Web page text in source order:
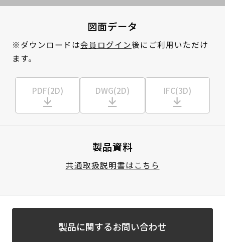
図面データ
※ダウンロードは会員ログイン後にご利用いただけ
ます。
PDF(2D) DWG(2D) IFC(3D)
製品資料
共通取扱説明書はこちら
製品に関するお問い合わせ